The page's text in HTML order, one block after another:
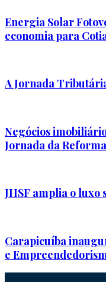
Energia Solar
economia para
A Jornada
Negócios
Jornada da
JHSF amplia o luxo
Carapicuíba
e